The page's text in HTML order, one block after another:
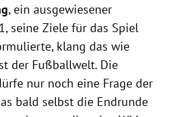
, ein ausgewiesener
seine Ziele für das Spiel
klang das wie
der Fußballwelt. Die
nur noch eine Frage der
bald selbst die Endrunde